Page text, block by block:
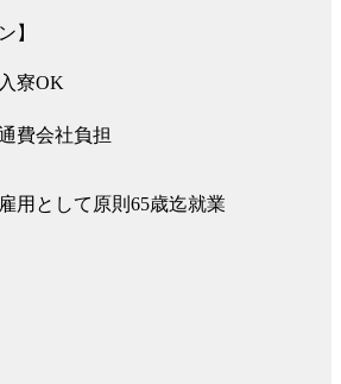
】
寮OK
費会社負担
用として原則65歳迄就業